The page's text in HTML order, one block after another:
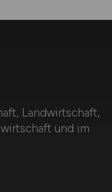
Landwirtschaft,
und im